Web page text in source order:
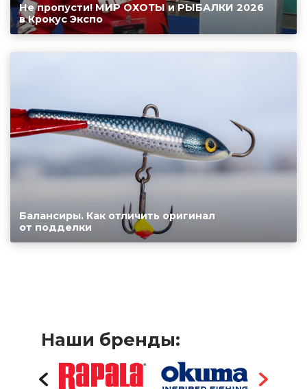
Не пропусти! МИР ОХОТЫ и РЫБАЛКИ 2026
в Крокус Экспо
Балансиры. Как отличить оригинал
от подделки
Наши бренды: